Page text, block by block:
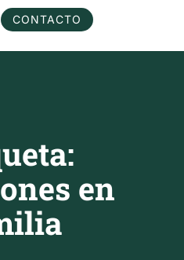
CONTACTO
en